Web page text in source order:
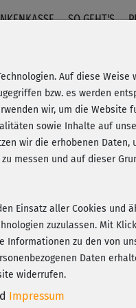
SO GEHT'S
20% Rabatt + Wunsch-
Auf diese
bzw. es werden
wir, um die
sowie Inhalte auf
wir die erhobenen Daten,
messen und auf dieser
Einsatz aller Cookies und
zuzulassen. Mit
zu den von
Daten
widerrufen.
Impressum